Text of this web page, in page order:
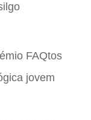
FAQtos
jovem